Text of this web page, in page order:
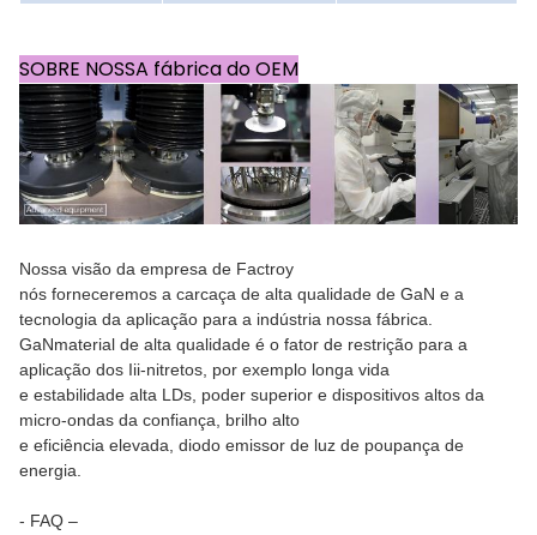
SOBRE NOSSA fábrica do OEM
Nossa visão da empresa de Factroy
nós forneceremos a carcaça de alta qualidade de GaN e a
tecnologia da aplicação para a indústria nossa fábrica.
GaNmaterial de alta qualidade é o fator de restrição para a
aplicação dos Iii-nitretos, por exemplo longa vida
e estabilidade alta LDs, poder superior e dispositivos altos da
micro-ondas da confiança, brilho alto
e eficiência elevada, diodo emissor de luz de poupança de
energia.
- FAQ –